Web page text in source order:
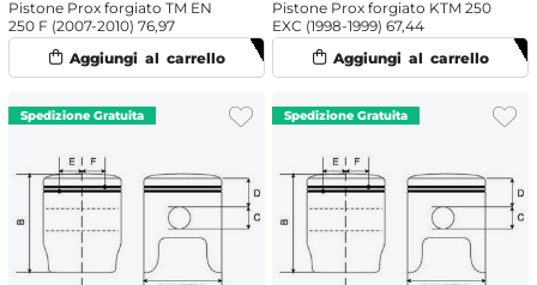
Pistone Prox forgiato TM EN
250 F (2007-2010) 76,97
Pistone Prox forgiato KTM 250
EXC (1998-1999) 67,44